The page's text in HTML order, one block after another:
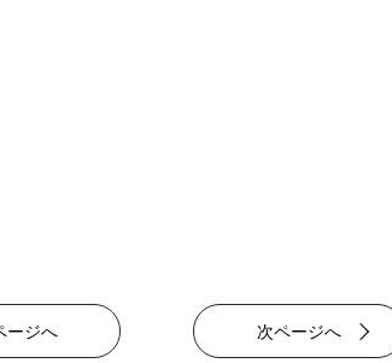
ージへ 次ページへ